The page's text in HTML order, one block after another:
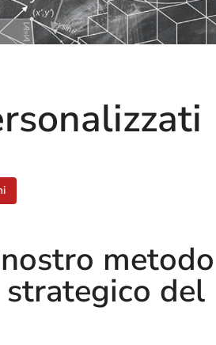
metodo
del